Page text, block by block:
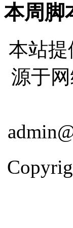
本周脚
本站提
源于